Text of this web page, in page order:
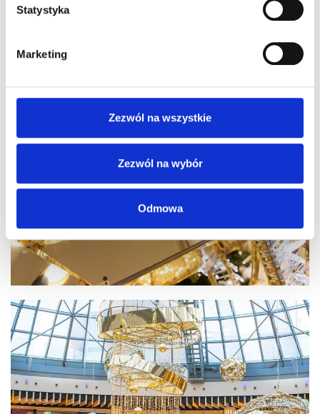
Statystyka
Marketing
Zezwól na wszystkie
Zezwól na wybór
Odmowa